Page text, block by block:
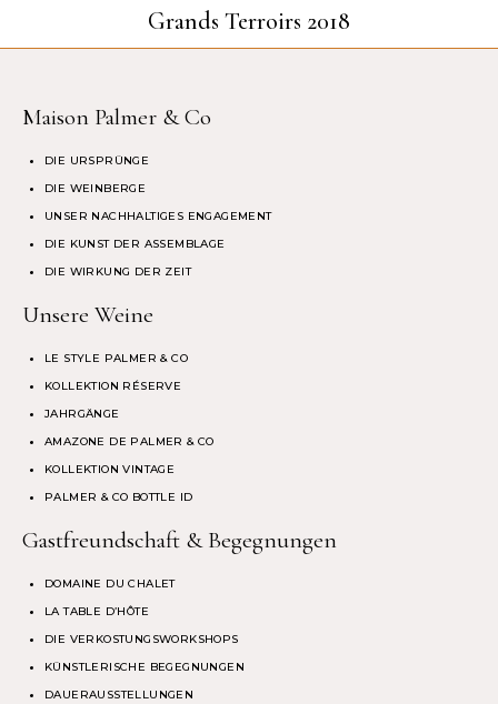
Grands Terroirs 2018
Maison Palmer & Co
DIE URSPRÜNGE
DIE WEINBERGE
UNSER NACHHALTIGES ENGAGEMENT
DIE KUNST DER ASSEMBLAGE
DIE WIRKUNG DER ZEIT
Unsere Weine
LE STYLE PALMER & CO
KOLLEKTION RÉSERVE
JAHRGÄNGE
AMAZONE DE PALMER & CO
KOLLEKTION VINTAGE
PALMER & CO BOTTLE ID
Gastfreundschaft & Begegnungen
DOMAINE DU CHALET
LA TABLE D’HÔTE
DIE VERKOSTUNGSWORKSHOPS
KÜNSTLERISCHE BEGEGNUNGEN
DAUERAUSSTELLUNGEN